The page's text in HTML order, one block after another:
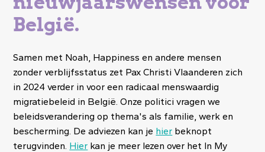
België.
Samen met Noah, Happiness en andere mensen
zonder verblijfsstatus zet Pax Christi Vlaanderen zich
in 2024 verder in voor een radicaal menswaardig
migratiebeleid in België. Onze politici vragen we
beleidsverandering op thema's als familie, werk en
bescherming. De adviezen kan je hier beknopt
terugvinden. Hier kan je meer lezen over het In My